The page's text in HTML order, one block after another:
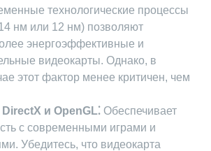
технологические процессы
нм или 12 нм) позволяют
энергоэффективные и
видеокарты. Однако, в
этот фактор менее критичен, чем
и OpenGL⁚ Обеспечивает
с современными играми и
Убедитесь, что видеокарта